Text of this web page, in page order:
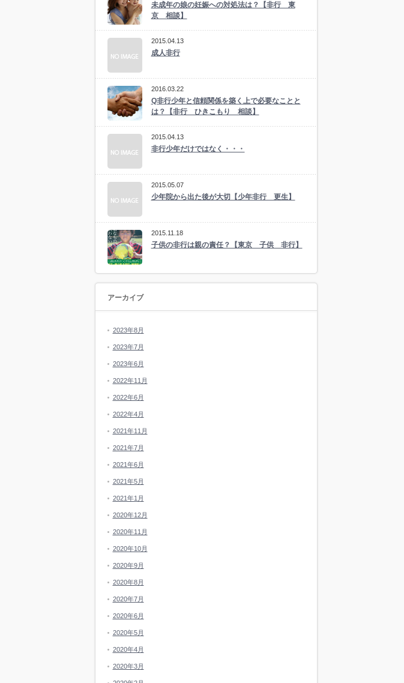
未成年の娘の妊娠への対処法は？【非行 東
京 相談】
2015.04.13
成人非行
2016.03.22
Q非行少年と信頼関係を築く上で必要なことと
は？【非行 ひきこもり 相談】
2015.04.13
非行少年だけではなく・・・
2015.05.07
少年院から出た後が大切【少年非行 更生】
2015.11.18
子供の非行は親の責任？【東京 子供 非行】
アーカイブ
2023年8月
2023年7月
2023年6月
2022年11月
2022年6月
2022年4月
2021年11月
2021年7月
2021年6月
2021年5月
2021年1月
2020年12月
2020年11月
2020年10月
2020年9月
2020年8月
2020年7月
2020年6月
2020年5月
2020年4月
2020年3月